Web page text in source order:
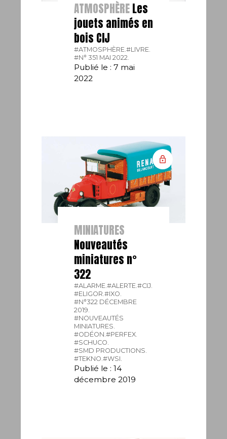
ATMOSPHÈRELes
jouets animés en
bois CIJ
#ATMOSPHÈRE.#LIVRE.
#N° 351 MAI 2022.
Publié le : 7 mai
2022
MINIATURES
Nouveautés
miniatures n°
322
#ALARME. #ALERTE. #CIJ.
#ELIGOR. #IXO.
#N°322 DÉCEMBRE
2019.
#NOUVEAUTÉS
MINIATURES.
#ODÉON. #PERFEX.
#SCHUCO.
#SMD PRODUCTIONS.
#TEKNO. #WSI.
Publié le : 14
décembre 2019